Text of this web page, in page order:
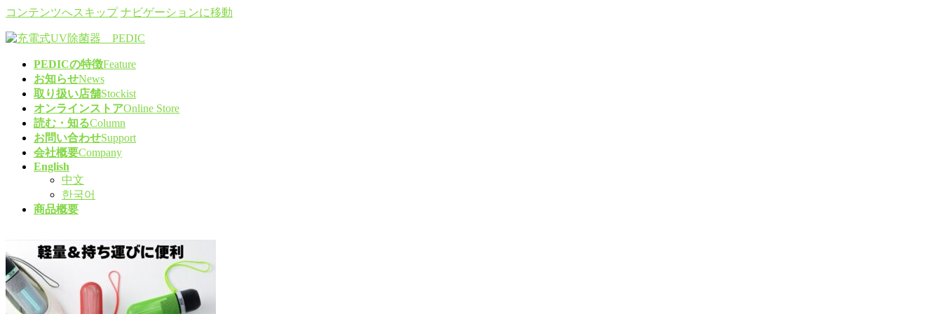
コンテンツへスキップ ナビゲーションに移動
PEDICの特徴Feature
お知らせNews
取り扱い店舗Stockist
オンラインストアOnline Store
読む・知るColumn
お問い合わせSupport
会社概要Company
English
中文
한국어
商品概要